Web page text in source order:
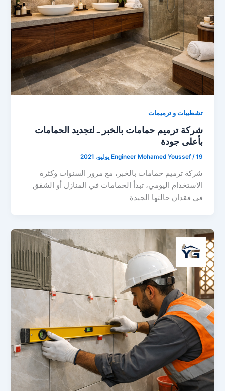
تشطيبات و ترميمات
شركة ترميم حمامات بالخبر ـ لتجديد الحمامات
بأعلى جودة
Engineer Mohamed Youssef/19 يوليو، 2021
شركة ترميم حمامات بالخبر، مع مرور السنوات وكثرة
الاستخدام اليومي، تبدأ الحمامات في المنازل أو الشقق
في فقدان حالتها الجيدة